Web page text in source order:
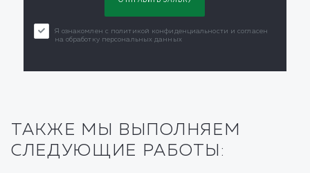
Я ознакомлен с политикой конфиденциальности и согласен
на обработку персональных данных
ТАКЖЕ МЫ ВЫПОЛНЯЕМ
СЛЕДУЮЩИЕ РАБОТЫ: